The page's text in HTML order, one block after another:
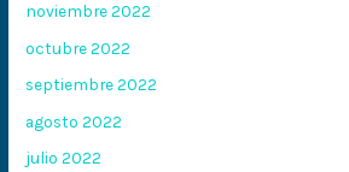
noviembre 2022
octubre 2022
septiembre 2022
agosto 2022
julio 2022